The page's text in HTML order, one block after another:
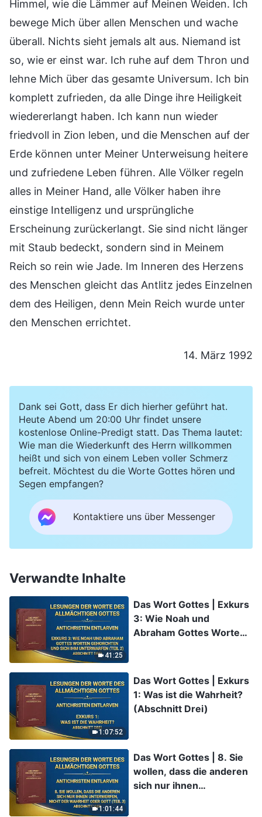
Himmel, wie die Lämmer auf Meinen Weiden. Ich
bewege Mich über allen Menschen und wache
überall. Nichts sieht jemals alt aus. Niemand ist
so, wie er einst war. Ich ruhe auf dem Thron und
lehne Mich über das gesamte Universum. Ich bin
komplett zufrieden, da alle Dinge ihre Heiligkeit
wiedererlangt haben. Ich kann nun wieder
friedvoll in Zion leben, und die Menschen auf der
Erde können unter Meiner Unterweisung heitere
und zufriedene Leben führen. Alle Völker regeln
alles in Meiner Hand, alle Völker haben ihre
einstige Intelligenz und ursprüngliche
Erscheinung zurückerlangt. Sie sind nicht länger
mit Staub bedeckt, sondern sind in Meinem
Reich so rein wie Jade. Im Inneren des Herzens
des Menschen gleicht das Antlitz jedes Einzelnen
dem des Heiligen, denn Mein Reich wurde unter
den Menschen errichtet.
14. März 1992
Dank sei Gott, dass Er dich hierher geführt hat.
Heute Abend um 20:00 Uhr findet unsere
kostenlose Online-Predigt statt. Das Thema lautet:
Wie man die Wiederkunft des Herrn willkommen
heißt und sich von einem Leben voller Schmerz
befreit. Möchtest du die Worte Gottes hören und
Segen empfangen?
Kontaktiere uns über Messenger
Verwandte Inhalte
41:25
Das Wort Gottes | Exkurs
3: Wie Noah und
Abraham Gottes Worten
(Abschnitt Drei)
1:07:52
Das Wort Gottes | Exkurs
1: Was ist die Wahrheit?
(Abschnitt Drei)
1:01:44
Das Wort Gottes | 8. Sie
wollen, dass die anderen
sich nur ihnen